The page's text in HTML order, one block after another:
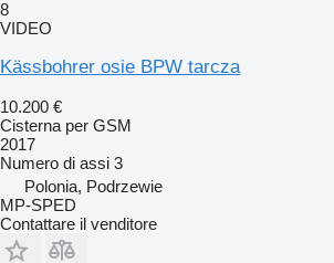
8
VIDEO
Kässbohrer osie BPW tarcza
10.200 €
Cisterna per GSM
2017
Numero di assi 3
Polonia, Podrzewie
MP-SPED
Contattare il venditore